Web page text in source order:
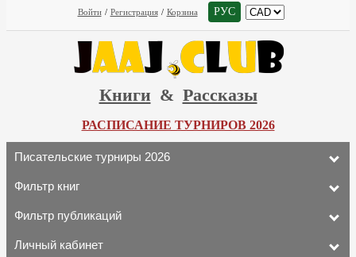
Войти / Регистрация / Корзина РУС
Книги & Рассказы
РАСПИСАНИЕ ТУРНИРОВ 2026
Писательские турниры 2026
Фильтр книг
Фильтр публикаций
Личный кабинет